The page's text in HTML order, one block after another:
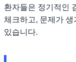
환자들은 정기적인
체크하고, 문제가
있습니다.